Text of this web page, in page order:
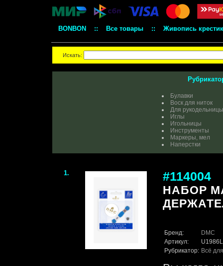
BONBON :: Все товары :: Живопись
Искать:
Булавки
Воск для ниток
Для рукодельницы
Иглы
Игольницы
Инструменты
Маркеры, мел
Наперстки
1. #114004
НАБОР
Бренд:
DMC
Артикул:
Рубрикатор: Всё